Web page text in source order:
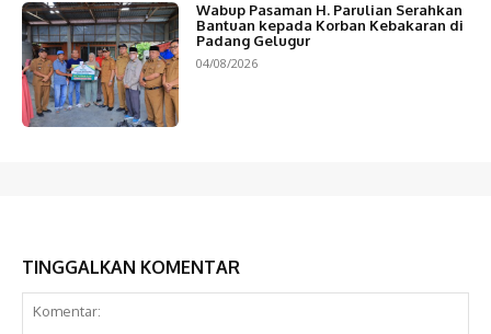
Wabup Pasaman H. Parulian Serahkan
Bantuan kepada Korban Kebakaran di
Padang Gelugur
04/08/2026
TINGGALKAN KOMENTAR